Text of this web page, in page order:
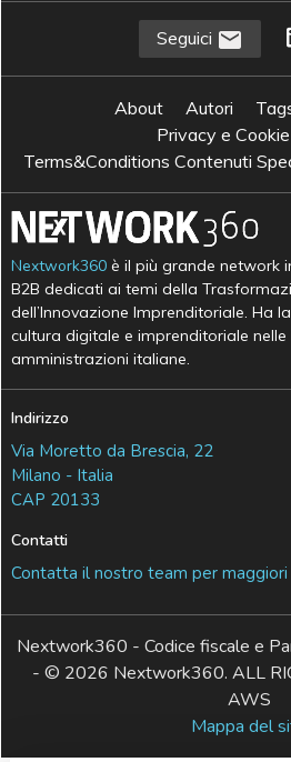
Seguici
About Autori
Privacy e
Terms&Conditions Contenuti
Nextwork360 è il più grande network
B2B dedicati ai temi della
dell’Innovazione Imprenditoriale. Ha
cultura digitale e imprenditoriale nelle
amministrazioni italiane.
Indirizzo
Via Moretto da Brescia, 22
Milano - Italia
CAP 20133
Contatti
Contatta il nostro team per maggiori
Nextwork360 - Codice fiscale e
- © 2026 Nextwork360. ALL
AWS
Mappa del